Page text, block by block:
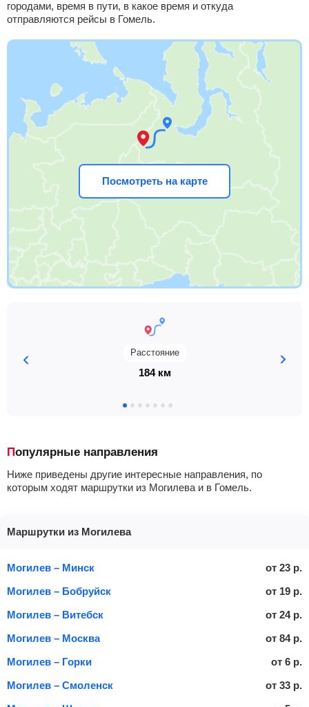
городами, время в пути, в какое время и откуда
отправляются рейсы в Гомель.
Посмотреть на карте
Расстояние
184 км
Популярные направления
Ниже приведены другие интересные направления, по
которым ходят маршрутки из Могилева и в Гомель.
Маршрутки из Могилева
Могилев – Минск от 23 р.
Могилев – Бобруйск
от 19 р.
Могилев – Витебск
от 24 р.
Могилев – Москва
от 84 р.
Могилев – Горки
от 6 р.
Могилев – Смоленск
от 33 р.